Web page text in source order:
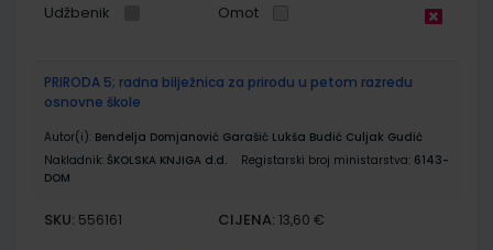
Udžbenik Omot
PRIRODA 5; radna bilježnica za prirodu u petom razredu
osnovne škole
Autor(i): Bendelja Domjanović Garašić Lukša Budić Culjak Gudić
Nakladnik: ŠKOLSKA KNJIGA d.d. Registarski broj ministarstva: 6143-
DOM
SKU: 556161 CIJENA: 13,60 €